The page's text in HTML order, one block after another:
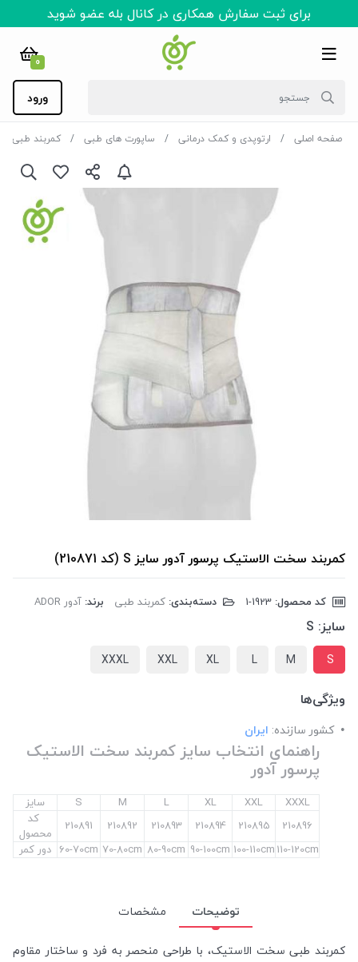
برای ثبت سفارش همکاری در کانال بله عضو شوید
0
ورود
صفحه اصلی ارتوپدی و کمک درمانی ساپورت های طبی کمربند طبی
کمربند سخت الاستیک پرسور آدور سایز S (کد 210871)
کد محصول: دسته‌بندی: کمربند طبی برند: آدور ADOR
سایز: S
S
M
L
XL
XXL
XXXL
ویژگی‌ها
کشور سازنده: ایران
راهنمای انتخاب سایز کمربند سخت الاستیک
پرسور آدور
XXXL
XXL
XL
L
M
S
سایز
210896
210895
210894
210893
210892
210891
کد
محصول
110-120cm
100-110cm
90-100cm
80-90cm
70-80cm
60-70cm دور کمر
توضیحات
مشخصات
کمربند طبی سخت الاستیک، با طراحی منحصر به فرد و ساختار مقاوم